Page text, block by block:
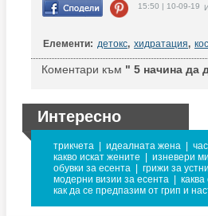
15:50 | 10-09-19
Елементи: детокс, хидратация,
Коментари към " 5 начина да
Интересно
трикчета идеалната жена
какво искат жените
изневери ми
обувки за есента
грижи за
модерни визии за есента
как да се предпазим от грип и